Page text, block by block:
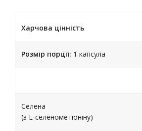
Харчова цінність
Розмір порції: 1 капсула
Селена
(з L-селенометіоніну)